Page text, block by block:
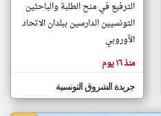
تغيير الدولة
مصادر الأخبار من تونس
اخبار تونس على مدار الساعة
أهم اخبار تونس العاجلة والمباشرة
الترفيع في منح الطلبة والباحثين
التونسيين الدارسين ببلدان الاتحاد
الأوروبي
منذ ١٦ يوم
جريدة الشروق التونسية
klyoum.com